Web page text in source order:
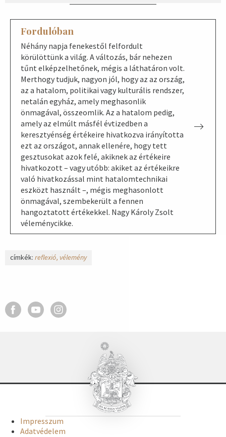
Fordulóban
Néhány napja fenekestől felfordult
körülöttünk a világ. A változás, bár nehezen
tűnt elképzelhetőnek, mégis a láthatáron volt.
Merthogy tudjuk, nagyon jól, hogy az az ország,
az a hatalom, politikai vagy kulturális rendszer,
netalán egyház, amely meghasonlik
önmagával, összeomlik. Az a hatalom pedig,
amely az elmúlt másfél évtizedben a
keresztyénség értékeire hivatkozva irányította
ezt az országot, annak ellenére, hogy tett
gesztusokat azok felé, akiknek az értékeire
hivatkozott – vagy utóbb: akiket az értékeikre
való hivatkozással mint hatalomtechnikai
eszközt használt –, mégis meghasonlott
önmagával, szembekerült a fennen
hangoztatott értékekkel. Nagy Károly Zsolt
véleménycikke.
címkék: reflexió vélemény
Impresszum
Adatvédelem